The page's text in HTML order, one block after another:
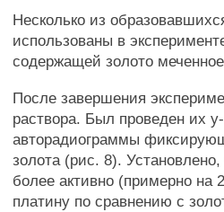
Несколько из
использованы в
содержащей золото
После завершения
раствора. Был проведен их
авторадиограммы
золота (рис. 8).
более активно (примерно на
платину по сравнению с